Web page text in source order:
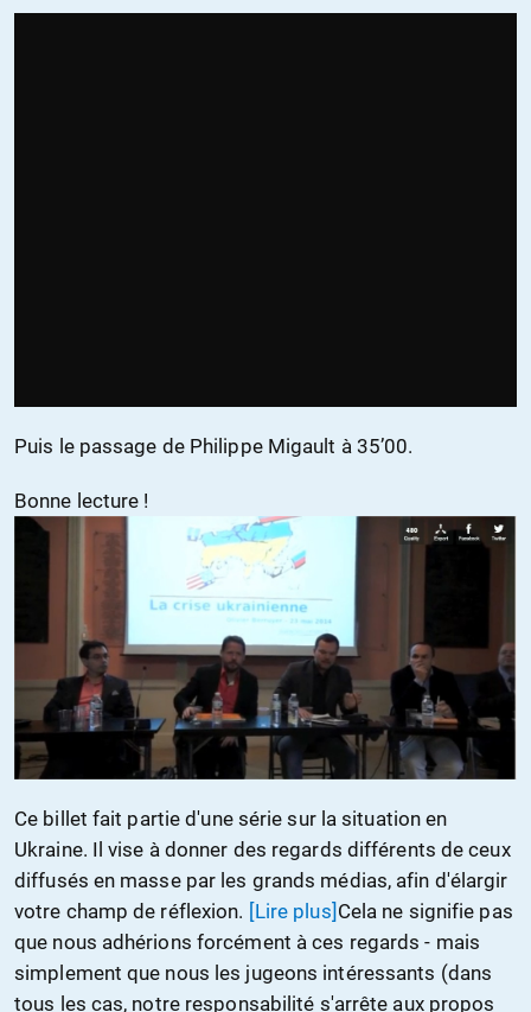
Puis le passage de Philippe Migault à 35’00.
Bonne lecture !
Ce billet fait partie d'une série sur la situation en
Ukraine. Il vise à donner des regards différents de ceux
diffusés en masse par les grands médias, afin d'élargir
votre champ de réflexion. [Lire plus] Cela ne signifie pas
que nous adhérions forcément à ces regards - mais
simplement que nous les jugeons intéressants (dans
tous les cas, notre responsabilité s'arrête aux propos